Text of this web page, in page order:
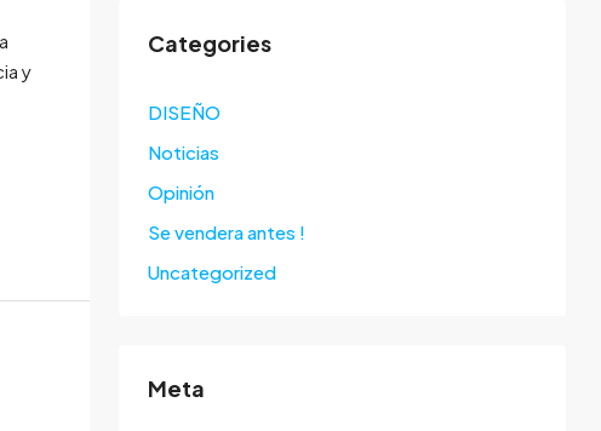
y
Categories
DISEÑO
Noticias
Opinión
Se vendera antes !
Uncategorized
Meta